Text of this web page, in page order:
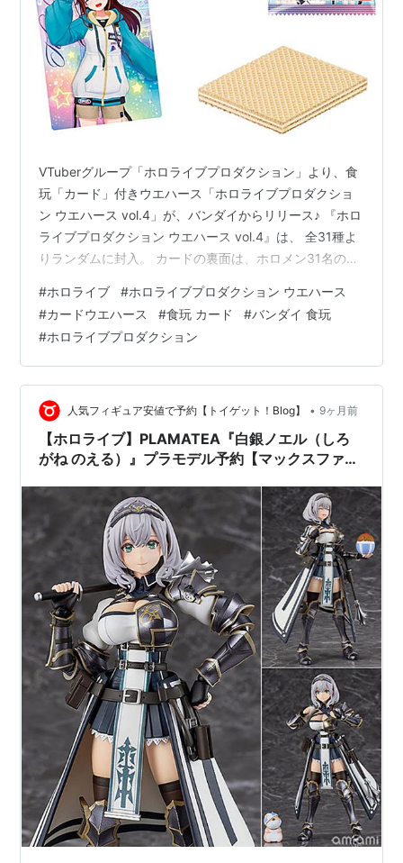
VTuberグループ「ホロライブプロダクション」より、食
玩「カード」付きウエハース「ホロライブプロダクショ
ン ウエハース vol.4」が、バンダイからリリース♪ 『ホロ
ライブプロダクション ウエハース vol.4』は、 全31種よ
りランダムに封入。 カードの裏面は、ホロメン31名の
縦：約8.3cm x 横：約5.6cm。 【食玩】ホロライブ『ホ
ロライブプロダクション ウエハース vol.4』20個入り
BOXは、バンダイより2025年12月発売の予定です♪
【Amazon】ホロライブOCG『ブースターパック アヤカ
シヴァーミリオン』【C…
#ホロライブ #ホロライブプロダクション ウエハース
#カードウエハース #食玩 カード #バンダイ 食玩
#ホロライブプロダクション
人気フィギュア安値で予約【トイゲット！Blog】 • 9ヶ月前
【ホロライブ】PLAMATEA『白銀ノエル（しろ
がね のえる）』プラモデル予約【マックスファク